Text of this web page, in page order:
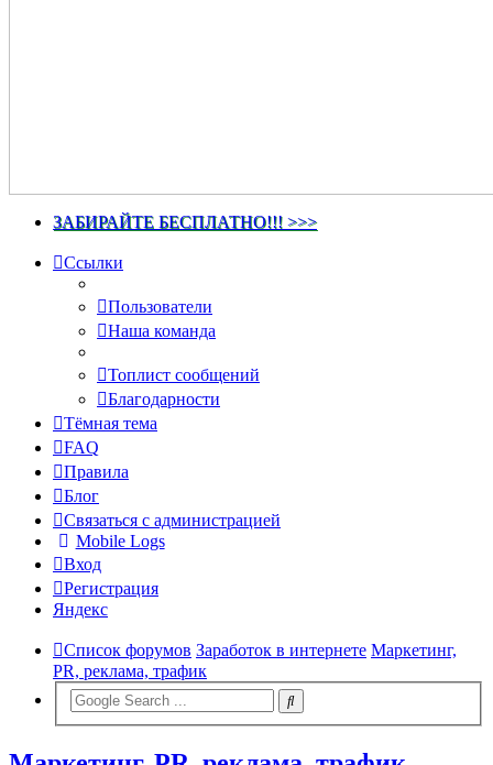
ЗАБИРАЙТЕ БЕСПЛАТНО!!! >>>
Ссылки
Пользователи
Наша команда
Топлист сообщений
Благодарности
Тёмная тема
FAQ
Правила
Блог
Связаться с администрацией
Mobile Logs
Вход
Регистрация
Яндекс
Список форумов Заработок в интернете Маркетинг,
PR, реклама, трафик